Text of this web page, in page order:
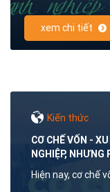
xem chi tiết
Kiến thức
CƠ CHẾ VỐN -
NGHIỆP,
Hiện nay, cơ chế